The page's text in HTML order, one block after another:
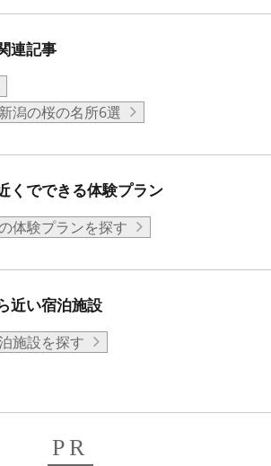
連記事
潟の桜の名所6選
くでできる体験プラン
体験プランを探す
近い宿泊施設
施設を探す
PR